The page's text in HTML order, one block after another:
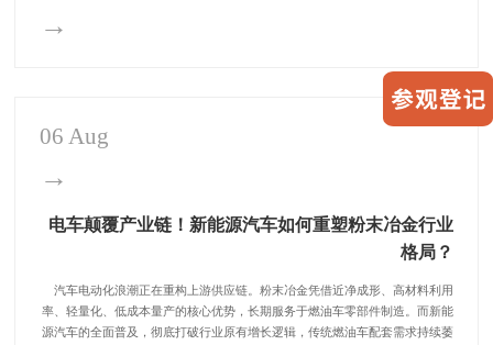
→
06 Aug
→
电车颠覆产业链！新能源汽车如何重塑粉末冶金行业
格局？
汽车电动化浪潮正在重构上游供应链。粉末冶金凭借近净成形、高材料利用
率、轻量化、低成本量产的核心优势，长期服务于燃油车零部件制造。而新能
源汽车的全面普及，彻底打破行业原有增长逻辑，传统燃油车配套需求持续萎